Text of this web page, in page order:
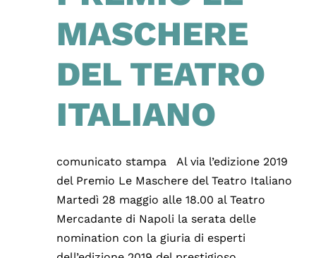
MASCHERE
DEL TEATRO
ITALIANO
comunicato stampa Al via l’edizione 2019
del Premio Le Maschere del Teatro Italiano
Martedì 28 maggio alle 18.00 al Teatro
Mercadante di Napoli la serata delle
nomination con la giuria di esperti